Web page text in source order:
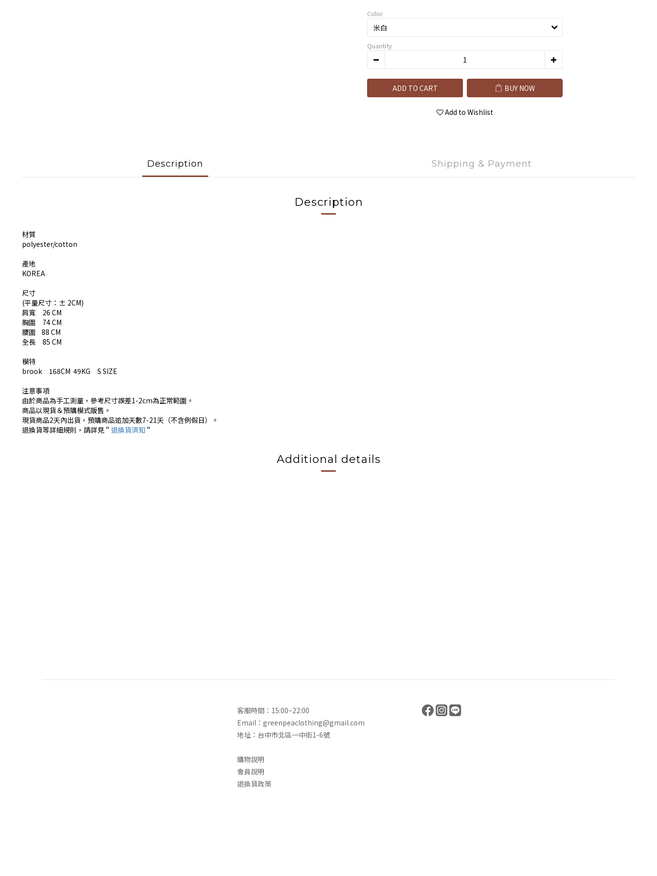
Color
Quantity
ADD TO CART BUY NOW
Add to Wishlist
Description Shipping & Payment
Description
材質
polyester/cotton
產地
KOREA
尺寸
(平量尺寸：± 2CM)
肩寬 26 CM
胸圍 74 CM
腰圍 88 CM
全長 85 CM
模特
brook 168CM 49KG S SIZE
注意事項
由於商品為手工測量，參考尺寸誤差1-2cm為正常範圍。
商品以現貨＆預購模式販售。
現貨商品2天內出貨，預購商品追加天數7-21天（不含例假日）。
退換貨等詳細規則，請詳見＂ 退換貨須知 ＂
Additional details
客服時間：15:00~22:00
Email：greenpeaclothing@gmail.com
地址：台中市北區一中街1-6號
購物說明
會員說明
退換貨政策